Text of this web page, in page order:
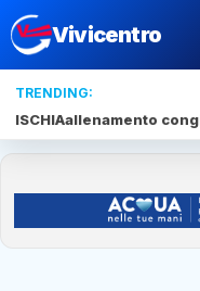
Vivicentro
TRENDING:
ISCHIAallenamento